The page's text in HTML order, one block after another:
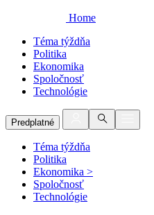
Home
Téma týždňa
Politika
Ekonomika
Spoločnosť
Technológie
Predplatné
Téma týždňa
Politika
Ekonomika >
Spoločnosť
Technológie